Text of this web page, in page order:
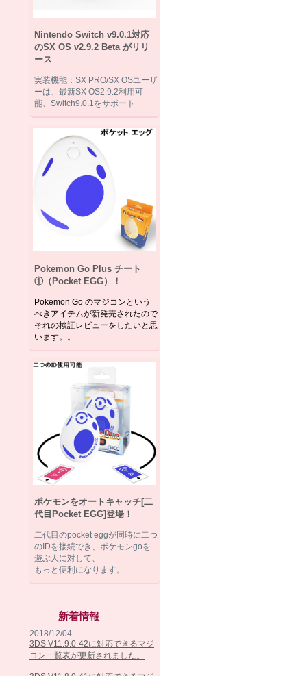
Nintendo Switch v9.0.1対応
のSX OS v2.9.2 Beta がリリ
ース
実装機能：SX PRO/SX OSユーザ
ーは、最新SX OS2.9.2利用可
能、Switch9.0.1をサポート
Pokemon Go Plus チート
①（Pocket EGG）！
Pokemon Go のマジコンという
べきアイテムが新発売されたので
それの検証レビューをしたいと思
います。。
ポケモンをオートキャッチ[二
代目Pocket EGG]登場！
二代目のpocket eggが同時に二つ
のIDを接続でき、ポケモンgoを
遊ぶ人に対して、
もっと便利になります。
新着情報
2018/12/04
3DS V11.9.0-42に対応できるマジ
コン一覧表が更新されました。